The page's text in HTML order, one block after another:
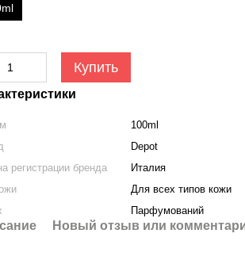
Купить
100ml
Depot
регистрации бренда
Италия
Для всех типов кожи
Парфумований
Новый отзыв или